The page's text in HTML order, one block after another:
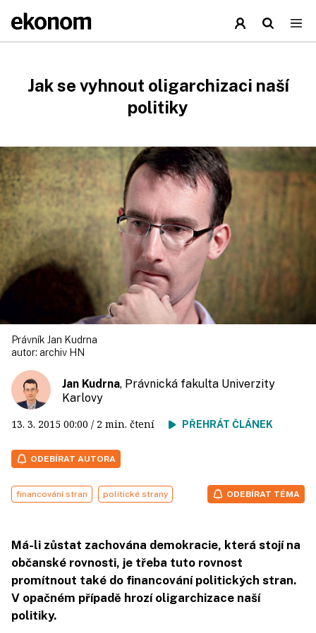
Jak se vyhnout oligarchizaci naší
politiky
Právník Jan Kudrna
autor: archiv HN
Jan Kudrna, Právnická fakulta Univerzity
Karlovy
13. 3. 2015 00:00 / 2 min. čtení PŘEHRÁT ČLÁNEK
ODEBÍRAT AUTORA
financování stran politické strany ODEBÍRAT TÉMA
Má-li zůstat zachována demokracie, která stojí na
občanské rovnosti, je třeba tuto rovnost
promítnout také do financování politických stran.
V opačném případě hrozí oligarchizace naší
politiky.